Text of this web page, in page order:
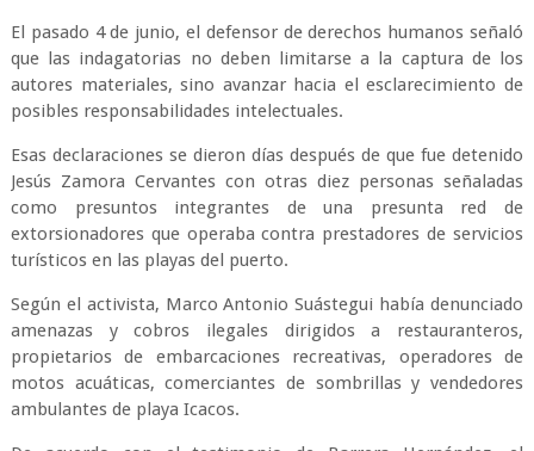
El pasado 4 de junio, el defensor de derechos humanos señaló
que las indagatorias no deben limitarse a la captura de los
autores materiales, sino avanzar hacia el esclarecimiento de
posibles responsabilidades intelectuales.
Esas declaraciones se dieron días después de que fue detenido
Jesús Zamora Cervantes con otras diez personas señaladas
como presuntos integrantes de una presunta red de
extorsionadores que operaba contra prestadores de servicios
turísticos en las playas del puerto.
Según el activista, Marco Antonio Suástegui había denunciado
amenazas y cobros ilegales dirigidos a restauranteros,
propietarios de embarcaciones recreativas, operadores de
motos acuáticas, comerciantes de sombrillas y vendedores
ambulantes de playa Icacos.